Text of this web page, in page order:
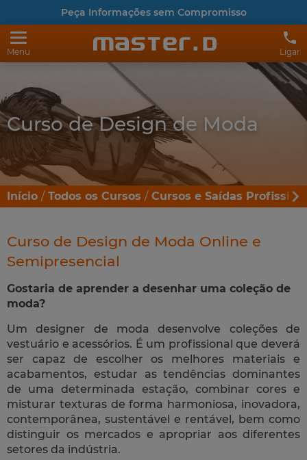
Peça Informações sem Compromisso
Menu Ligar
Curso de Design de Moda
Início Todos os Cursos Cursos e Saídas
Curso de Design de Moda Online e
Semipresencial
Gostaria de aprender a desenhar uma coleção de
moda?
Um designer de moda desenvolve coleções de
vestuário e acessórios. É um profissional que deverá
ser capaz de escolher os melhores materiais e
acabamentos, estudar as tendências dominantes
de uma determinada estação, combinar cores e
misturar texturas de forma harmoniosa, inovadora,
contemporânea, sustentável e rentável, bem como
distinguir os mercados e apropriar aos diferentes
setores da indústria.